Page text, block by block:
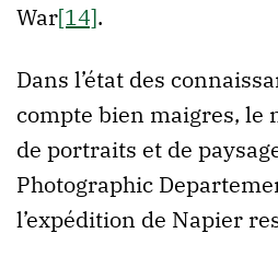
War[14].
Dans l’état des
compte bien maigres, le
de portraits et de
Photographic
l’expédition de Napier